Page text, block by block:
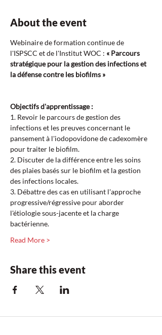
About the event
Webinaire de formation continue de
l'ISPSCC et de l'Institut WOC : « Parcours
stratégique pour la gestion des infections et
la défense contre les biofilms »
Objectifs d'apprentissage :
1. Revoir le parcours de gestion des
infections et les preuves concernant le
pansement à l'iodopovidone de cadexomère
pour traiter le biofilm.
2. Discuter de la différence entre les soins
des plaies basés sur le biofilm et la gestion
des infections locales.
3. Débattre des cas en utilisant l'approche
progressive/régressive pour aborder
l'étiologie sous-jacente et la charge
bactérienne.
Read More >
Share this event